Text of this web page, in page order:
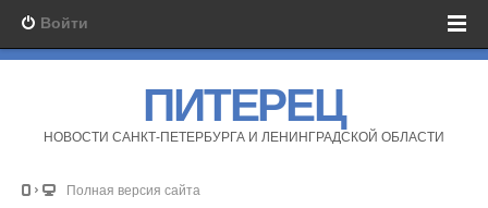
Войти
ПИТЕРЕЦ
НОВОСТИ САНКТ-ПЕТЕРБУРГА И ЛЕНИНГРАДСКОЙ ОБЛАСТИ
Полная версия сайта